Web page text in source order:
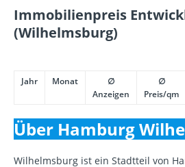
Immobilienpreis
(Wilhelmsburg)
Jahr Monat
∅
Anzeigen
∅
Preis/qm
Über Hamburg
Wilhelmsburg ist ein Stadtteil von